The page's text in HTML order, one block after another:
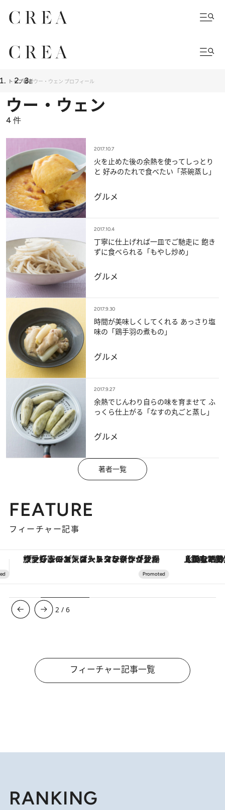
トップ著者ウー・ウェン プロフィール
ウー・ウェン
4 件
2017.10.7
火を止めた後の余熱を使ってしっとり
と 好みのたれで食べたい「茶碗蒸し」
グルメ
2017.10.4
丁寧に仕上げれば一皿でご馳走に 飽き
ずに食べられる「もやし炒め」
グルメ
2017.9.30
時間が美味しくしてくれる あっさり塩
味の「鶏手羽の煮もの」
グルメ
2017.9.27
余熱でじんわり自らの味を育ませて ふ
っくら仕上がる「なすの丸ごと蒸し」
グルメ
著者一覧
FEATURE
フィーチャー記事
【銀座で出合う最旬美容】美髪ケアや上質な眠り…セルフケアのアップデートから、特別な名入れギフトまで。大人のための「ReFa GINZA」クルーズ
3 /6
フィーチャー記事一覧
RANKING